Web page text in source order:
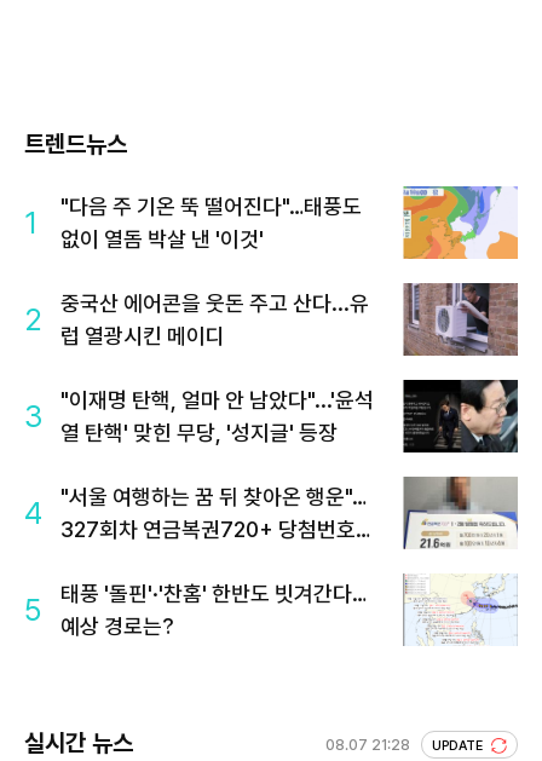
트렌드뉴스
1
"다음 주 기온 뚝 떨어진다"…태풍도
없이 열돔 박살 낸 '이것'
2
중국산 에어콘을 웃돈 주고 산다...유
럽 열광시킨 메이디
3
"이재명 탄핵, 얼마 안 남았다"...'윤석
열 탄핵' 맞힌 무당, '성지글' 등장
4
"서울 여행하는 꿈 뒤 찾아온 행운"…
327회차 연금복권720+ 당첨번호조
5
태풍 '돌핀'·'찬홈' 한반도 빗겨간다…
예상 경로는?
실시간 뉴스 08.07 21:28 UPDATE